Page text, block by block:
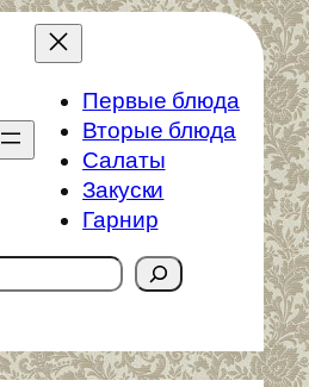
Первые блюда
Вторые блюда
Салаты
Закуски
Гарнир